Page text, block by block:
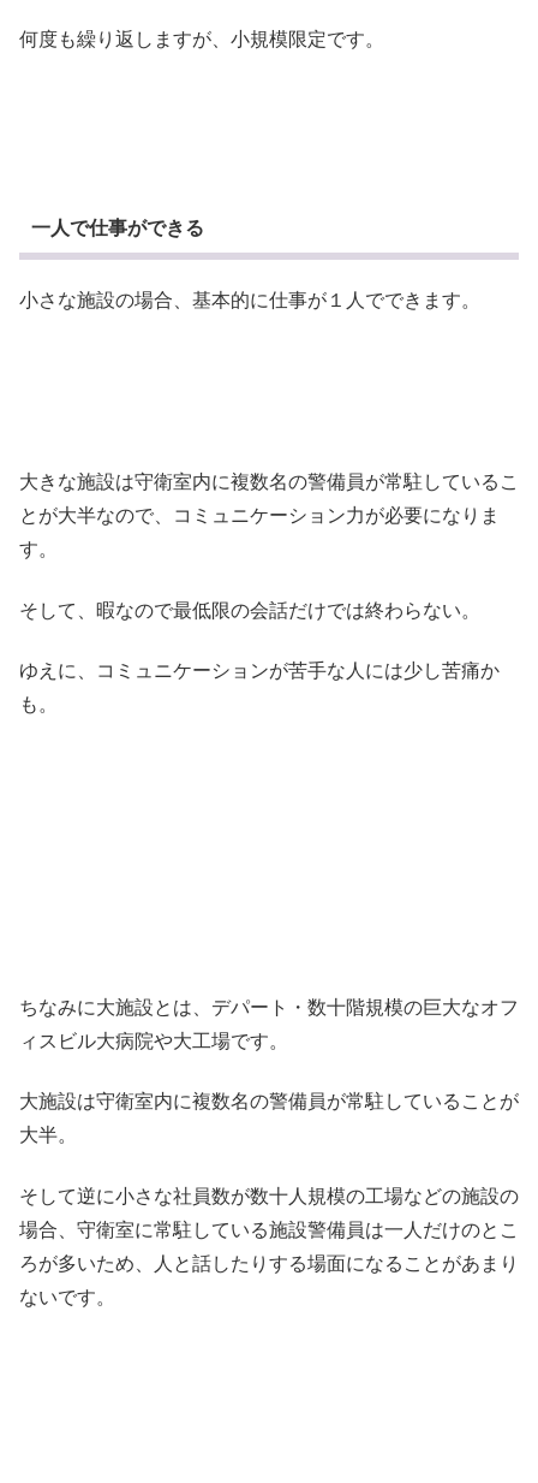
何度も繰り返しますが、小規模限定です。
一人で仕事ができる
小さな施設の場合、基本的に仕事が１人でできます。
大きな施設は守衛室内に複数名の警備員が常駐しているこ
とが大半なので、コミュニケーション力が必要になりま
す。
そして、暇なので最低限の会話だけでは終わらない。
ゆえに、コミュニケーションが苦手な人には少し苦痛か
も。
ちなみに大施設とは、デパート・数十階規模の巨大なオフ
ィスビル大病院や大工場です。
大施設は守衛室内に複数名の警備員が常駐していることが
大半。
そして逆に小さな社員数が数十人規模の工場などの施設の
場合、守衛室に常駐している施設警備員は一人だけのとこ
ろが多いため、人と話したりする場面になることがあまり
ないです。